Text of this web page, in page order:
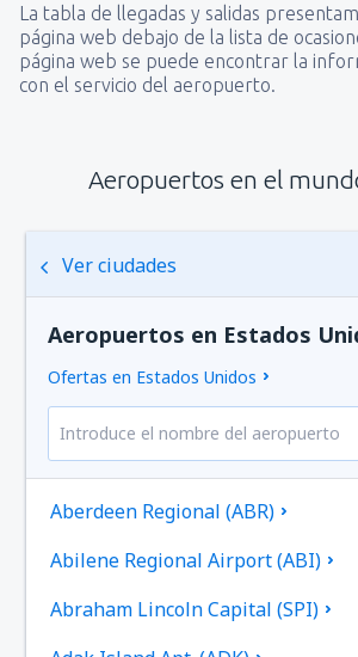
La tabla de llegadas y salidas
página web debajo de la lista de
página web se puede encontrar la
con el servicio del aeropuerto.
Aeropuertos en el
Ver ciudades
Aeropuertos en Estados
Ofertas en Estados Unidos
Aberdeen Regional (ABR)
Abilene Regional Airport (ABI)
Abraham Lincoln Capital (SPI)